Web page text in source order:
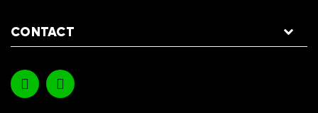
CONTACT